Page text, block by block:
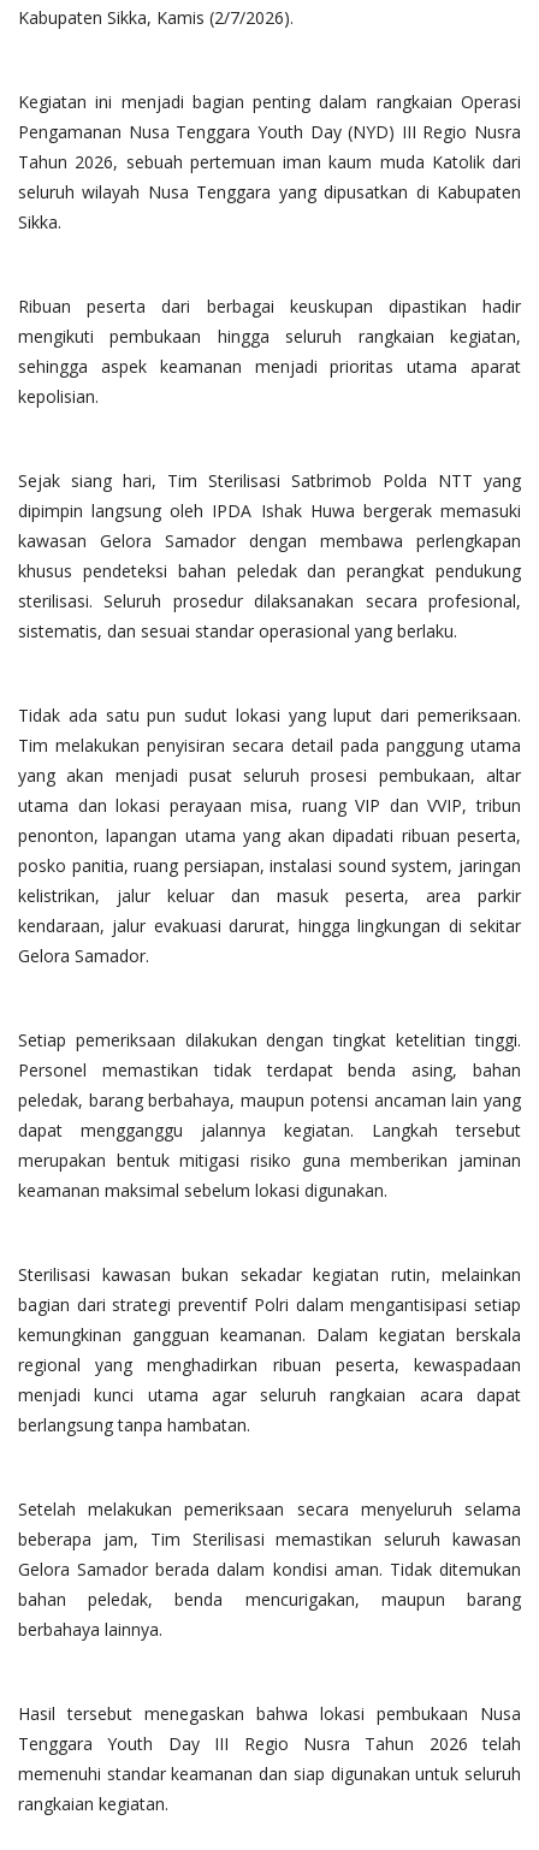
Kabupaten Sikka, Kamis (2/7/2026).
Kegiatan ini menjadi bagian penting dalam rangkaian Operasi
Pengamanan Nusa Tenggara Youth Day (NYD) III Regio Nusra
Tahun 2026, sebuah pertemuan iman kaum muda Katolik dari
seluruh wilayah Nusa Tenggara yang dipusatkan di Kabupaten
Sikka.
Ribuan peserta dari berbagai keuskupan dipastikan hadir
mengikuti pembukaan hingga seluruh rangkaian kegiatan,
sehingga aspek keamanan menjadi prioritas utama aparat
kepolisian.
Sejak siang hari, Tim Sterilisasi Satbrimob Polda NTT yang
dipimpin langsung oleh IPDA Ishak Huwa bergerak memasuki
kawasan Gelora Samador dengan membawa perlengkapan
khusus pendeteksi bahan peledak dan perangkat pendukung
sterilisasi. Seluruh prosedur dilaksanakan secara profesional,
sistematis, dan sesuai standar operasional yang berlaku.
Tidak ada satu pun sudut lokasi yang luput dari pemeriksaan.
Tim melakukan penyisiran secara detail pada panggung utama
yang akan menjadi pusat seluruh prosesi pembukaan, altar
utama dan lokasi perayaan misa, ruang VIP dan VVIP, tribun
penonton, lapangan utama yang akan dipadati ribuan peserta,
posko panitia, ruang persiapan, instalasi sound system, jaringan
kelistrikan, jalur keluar dan masuk peserta, area parkir
kendaraan, jalur evakuasi darurat, hingga lingkungan di sekitar
Gelora Samador.
Setiap pemeriksaan dilakukan dengan tingkat ketelitian tinggi.
Personel memastikan tidak terdapat benda asing, bahan
peledak, barang berbahaya, maupun potensi ancaman lain yang
dapat mengganggu jalannya kegiatan. Langkah tersebut
merupakan bentuk mitigasi risiko guna memberikan jaminan
keamanan maksimal sebelum lokasi digunakan.
Sterilisasi kawasan bukan sekadar kegiatan rutin, melainkan
bagian dari strategi preventif Polri dalam mengantisipasi setiap
kemungkinan gangguan keamanan. Dalam kegiatan berskala
regional yang menghadirkan ribuan peserta, kewaspadaan
menjadi kunci utama agar seluruh rangkaian acara dapat
berlangsung tanpa hambatan.
Setelah melakukan pemeriksaan secara menyeluruh selama
beberapa jam, Tim Sterilisasi memastikan seluruh kawasan
Gelora Samador berada dalam kondisi aman. Tidak ditemukan
bahan peledak, benda mencurigakan, maupun barang
berbahaya lainnya.
Hasil tersebut menegaskan bahwa lokasi pembukaan Nusa
Tenggara Youth Day III Regio Nusra Tahun 2026 telah
memenuhi standar keamanan dan siap digunakan untuk seluruh
rangkaian kegiatan.